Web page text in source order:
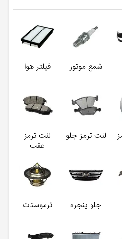
شمع موتور فیلتر هوا
لنت ترمز جلو
لنت ترمز
عقب
جلو پنجره ترموستات